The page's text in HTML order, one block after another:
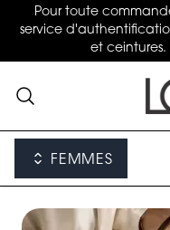
Pour toute
service
et
FEMMES